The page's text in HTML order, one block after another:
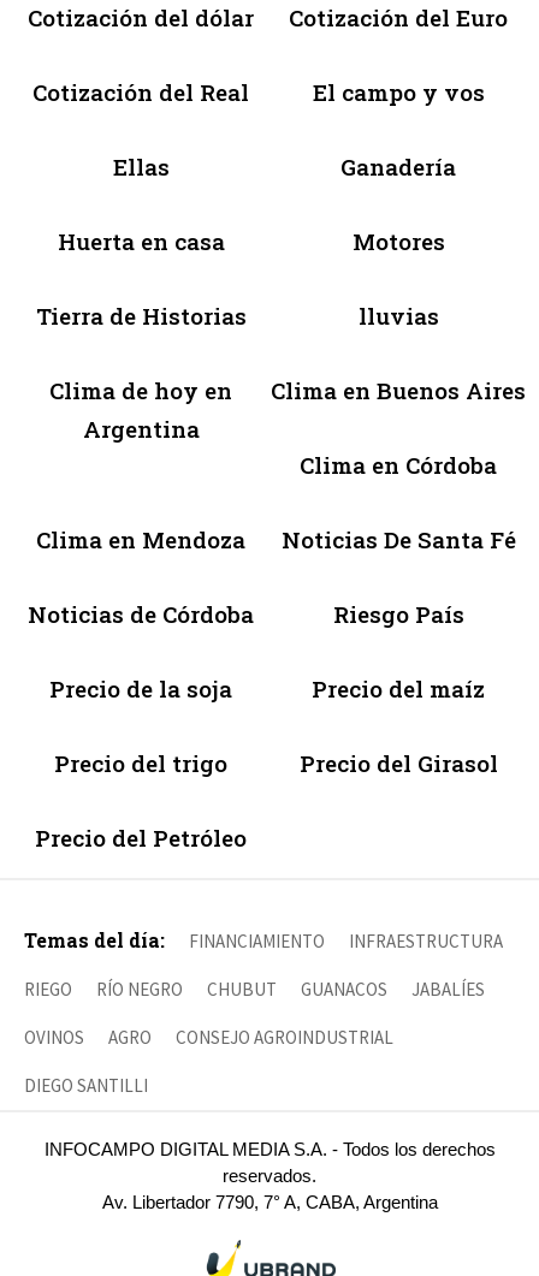
Cotización del dólar Cotización del Euro
Cotización del Real El campo y vos
Ellas Ganadería
Huerta en casa Motores
Tierra de Historias lluvias
Clima de hoy en
Argentina
Clima en Buenos Aires
Clima en Córdoba
Clima en Mendoza Noticias De Santa Fé
Noticias de Córdoba Riesgo País
Precio de la soja Precio del maíz
Precio del trigo Precio del Girasol
Precio del Petróleo
Temas del día: FINANCIAMIENTO INFRAESTRUCTURA
RIEGO RÍO NEGRO CHUBUT GUANACOS JABALÍES
OVINOS AGRO CONSEJO AGROINDUSTRIAL
DIEGO SANTILLI
INFOCAMPO DIGITAL MEDIA S.A. - Todos los derechos
reservados.
Av. Libertador 7790, 7° A, CABA, Argentina